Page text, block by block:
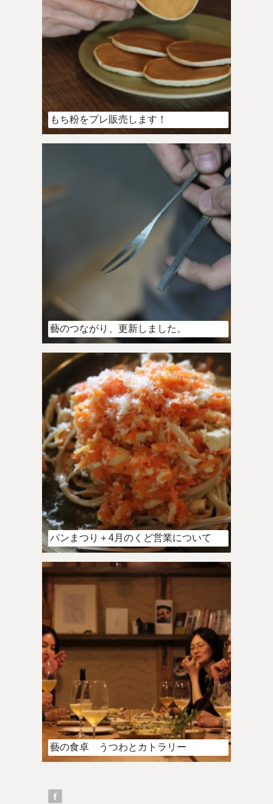
もち粉をプレ販売します！
藝のつながり、更新しました。
パンまつり＋4月のくど営業について
藝の食卓 うつわとカトラリー